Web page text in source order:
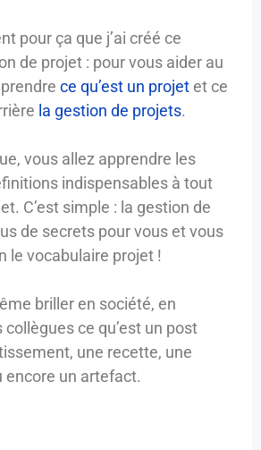
pour ça que j’ai créé ce
de projet : pour vous aider au
ce qu’est un projet et ce
la gestion de projets.
vous allez apprendre les
indispensables à tout
C’est simple : la gestion de
de secrets pour vous et vous
le vocabulaire projet !
briller en société, en
ce qu’est un post
une recette, une
encore un artefact.